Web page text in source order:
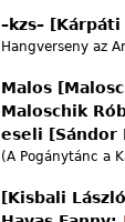
–kzs– [Kárpáti
Hangverseny az
Malos
Maloschik
eseli [Sándor
(A Pogánytánc a
[Kisbali